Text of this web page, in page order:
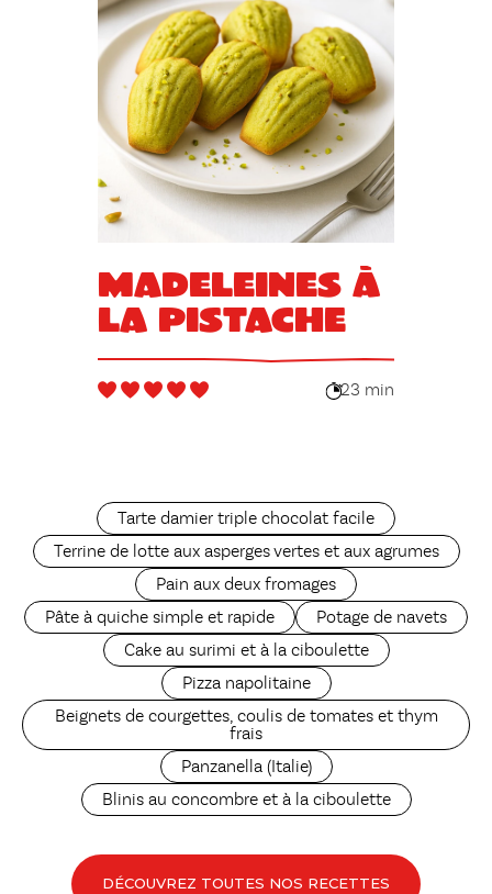
Madeleines à
la pistache
23 min
Tarte damier triple chocolat facile
Terrine de lotte aux asperges vertes et aux agrumes
Pain aux deux fromages
Pâte à quiche simple et rapide
Potage de navets
Cake au surimi et à la ciboulette
Pizza napolitaine
Beignets de courgettes, coulis de tomates et thym
frais
Panzanella (Italie)
Blinis au concombre et à la ciboulette
DÉCOUVREZ TOUTES NOS RECETTES